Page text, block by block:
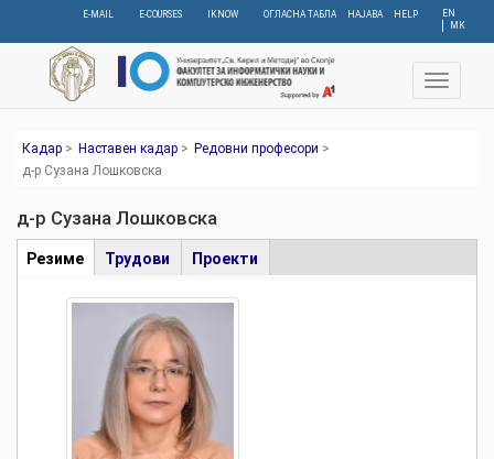
content
EN
МК
E-MAIL E-COURSES IKNOW ОГЛАСНА ТАБЛА НАЈАВА HELP
Toggle
Кадар > Наставен кадар > Редовни професори >
д-р Сузана Лошковска
д-р Сузана Лошковска
Табови
Резиме (active
tab)
Трудови Проекти